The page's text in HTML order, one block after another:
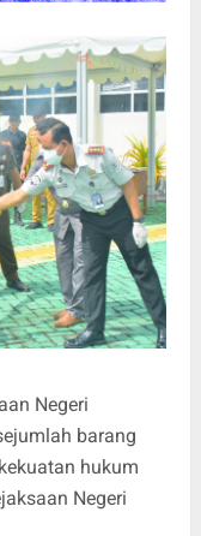
Negeri
barang
hukum
Negeri